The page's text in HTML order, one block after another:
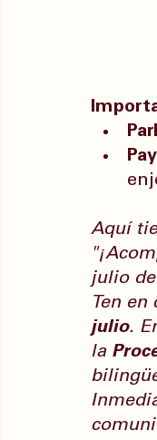
Aquí
julio
Ten en
julio.
la